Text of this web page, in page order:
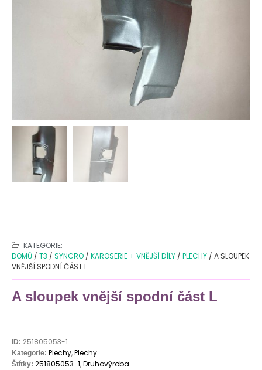
KATEGORIE:
DOMŮ / T3 / SYNCRO / KAROSERIE + VNĚJŠÍ DÍLY / PLECHY / A SLOUPEK
VNĚJŠÍ SPODNÍ ČÁST L
A sloupek vnější spodní část L
ID: 251805053-1
Kategorie: Plechy,Plechy
Štítky: 251805053-1,Druhovýroba